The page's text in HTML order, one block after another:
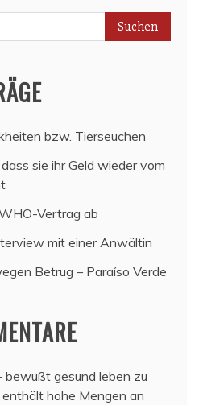
bzw. Tierseuchen
sie ihr Geld wieder vom
Vertrag ab
mit einer Anwältin
Betrug – Paraíso Verde
bewußt gesund leben zu
hohe Mengen an